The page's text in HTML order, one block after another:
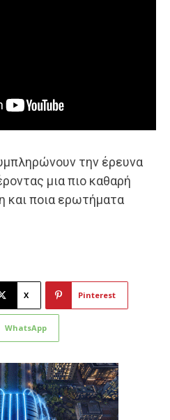
την έρευνα
μια πιο καθαρή
και ποια ερωτήματα
X Pinterest
WhatsApp